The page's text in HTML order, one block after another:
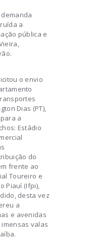
a
pública e
o envio
Dias (PT),
a
Estádio
do
frente ao
Toureiro e
Piauí (Ifpi),
desta vez
a
e avenidas
valas